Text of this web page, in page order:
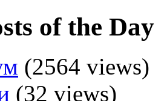
of the Day
(2564 views)
(32 views)